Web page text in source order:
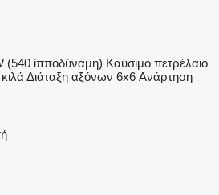
(540 ίπποδύναμη) Καύσιμο πετρέλαιο
Διάταξη αξόνων 6x6 Ανάρτηση